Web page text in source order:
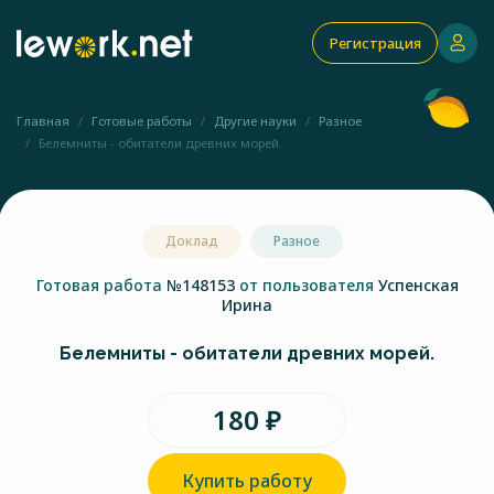
Регистрация
Главная Готовые работы Другие науки
Разное
Белемниты - обитатели древних морей.
Доклад Разное
Готовая работа №148153 от пользователя Успенская
Ирина
Белемниты - обитатели древних морей.
180 ₽
Купить работу